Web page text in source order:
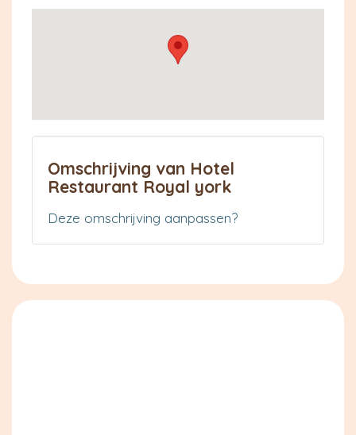
Omschrijving van Hotel
Restaurant Royal york
Deze omschrijving aanpassen?